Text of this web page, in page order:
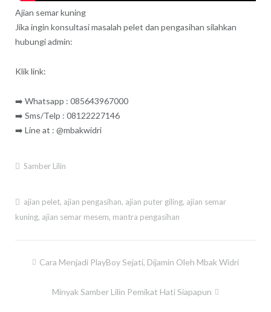
Ajian semar kuning
Jika ingin konsultasi masalah pelet dan pengasihan silahkan
hubungi admin:
Klik link:
➡️ Whatsapp : 085643967000
➡️ Sms/Telp : 08122227146
➡️ Line at : @mbakwidri
Samber Lilin
ajian pelet, ajian pengasihan, ajian puter giling, ajian semar
kuning, ajian semar mesem, mantra pengasihan
PostCara Menjadi PlayBoy Sejati, Dijamin Oleh Mbak Widri
Minyak Samber Lilin Pemikat Hati Siapapun